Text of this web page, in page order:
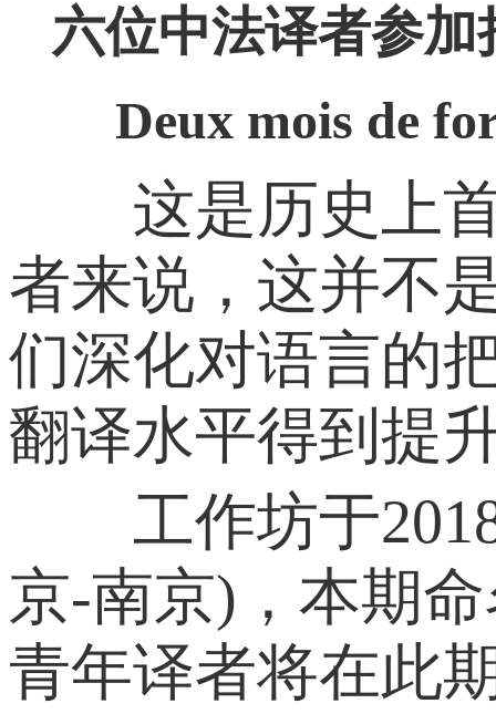
六位中法译者参
Deux mois de
这是历史上首
者来说，这并不
们深化对语言的
翻译水平得到提
工作坊于2018
京-南京)，本期
青年译者将在此